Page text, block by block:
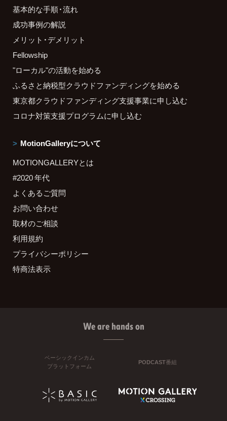
基本的な手順・流れ
成功事例の解説
メリット・デメリット
Fellowship
"ローカル"の活動を始める
ふるさと納税型クラウドファンディングを始める
東京都クラウドファンディング支援事業に申し込む
コロナ対策支援プログラムに申し込む
MotionGalleryについて
MOTIONGALLERYとは
#2020 年代
よくあるご質問
お問い合わせ
取材のご相談
利用規約
プライバシーポリシー
特商法表示
We are hands on
ベーシックインカム
プラットフォーム
PODCAST番組